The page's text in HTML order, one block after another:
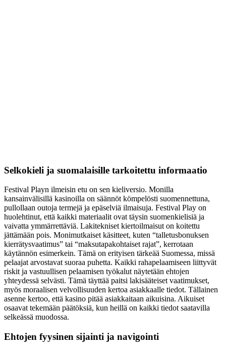
Selkokieli ja suomalaisille tarkoitettu informaatio
Festival Playn ilmeisin etu on sen kieliversio. Monilla
kansainvälisillä kasinoilla on säännöt kömpelösti suomennettuna,
pullollaan outoja termejä ja epäselviä ilmaisuja. Festival Play on
huolehtinut, että kaikki materiaalit ovat täysin suomenkielisiä ja
vaivatta ymmärrettäviä. Lakitekniset kiertoilmaisut on koitettu
jättämään pois. Monimutkaiset käsitteet, kuten “talletusbonuksen
kierrätysvaatimus” tai “maksutapakohtaiset rajat”, kerrotaan
käytännön esimerkein. Tämä on erityisen tärkeää Suomessa, missä
pelaajat arvostavat suoraa puhetta. Kaikki rahapelaamiseen liittyvät
riskit ja vastuullisen pelaamisen työkalut näytetään ehtojen
yhteydessä selvästi. Tämä täyttää paitsi lakisääteiset vaatimukset,
myös moraalisen velvollisuuden kertoa asiakkaalle tiedot. Tällainen
asenne kertoo, että kasino pitää asiakkaitaan aikuisina. Aikuiset
osaavat tekemään päätöksiä, kun heillä on kaikki tiedot saatavilla
selkeässä muodossa.
Ehtojen fyysinen sijainti ja navigointi